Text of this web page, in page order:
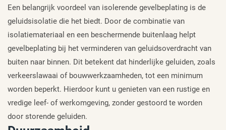
Een belangrijk voordeel van isolerende gevelbeplating is de
geluidsisolatie die het biedt. Door de combinatie van
isolatiemateriaal en een beschermende buitenlaag helpt
gevelbeplating bij het verminderen van geluidsoverdracht van
buiten naar binnen. Dit betekent dat hinderlijke geluiden, zoals
verkeerslawaai of bouwwerkzaamheden, tot een minimum
worden beperkt. Hierdoor kunt u genieten van een rustige en
vredige leef- of werkomgeving, zonder gestoord te worden
door storende geluiden.